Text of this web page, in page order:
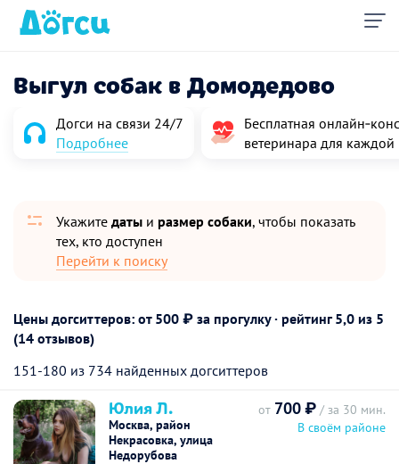
Выгул собак в Домодедово
Догси на связи 24/7
Подробнее
Бесплатная
ветеринара для
Укажите даты и размер собаки, чтобы показать
тех, кто доступен
Перейти к поиску
Цены догситтеров: от 500 ₽ за прогулку · рейтинг 5,0 из 5
(14 отзывов)
151-180 из 734 найденных догситтеров
Юлия Л.
Москва, район
Некрасовка, улица
Недорубова
от 700 ₽ / за 30 мин.
В своём районе